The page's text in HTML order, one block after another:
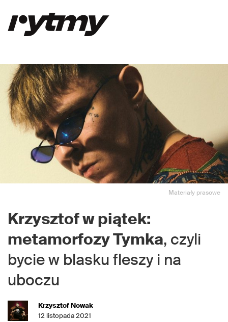
Materiały prasowe
Krzysztof w piątek:
metamorfozy Tymka, czyli
bycie w blasku fleszy i na
uboczu
Krzysztof Nowak
12 listopada 2021